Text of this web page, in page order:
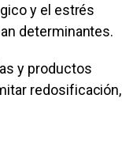
y el estrés
determinantes.
y productos
redosificación,